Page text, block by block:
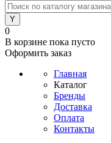
0
В корзине пока пусто
Оформить заказ
Главная
Каталог
Бренды
Доставка
Оплата
Контакты